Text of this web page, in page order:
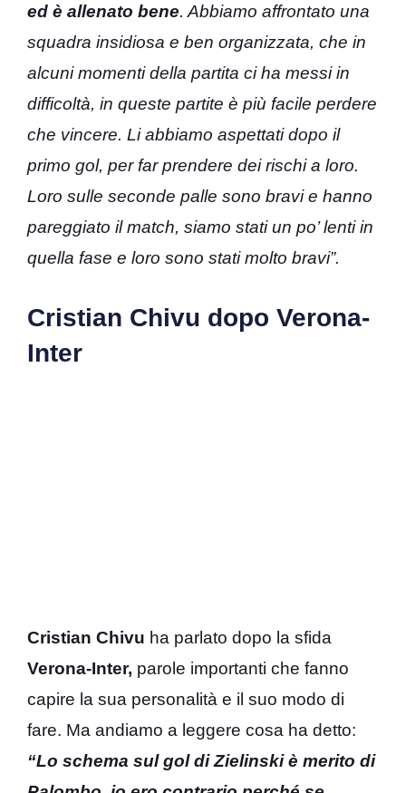
ed è allenato bene. Abbiamo affrontato una
squadra insidiosa e ben organizzata, che in
alcuni momenti della partita ci ha messi in
difficoltà, in queste partite è più facile perdere
che vincere. Li abbiamo aspettati dopo il
primo gol, per far prendere dei rischi a loro.
Loro sulle seconde palle sono bravi e hanno
pareggiato il match, siamo stati un po’ lenti in
quella fase e loro sono stati molto bravi”.
Cristian Chivu dopo Verona-
Inter
Cristian Chivu ha parlato dopo la sfida
Verona-Inter, parole importanti che fanno
capire la sua personalità e il suo modo di
fare. Ma andiamo a leggere cosa ha detto:
“Lo schema sul gol di Zielinski è merito di